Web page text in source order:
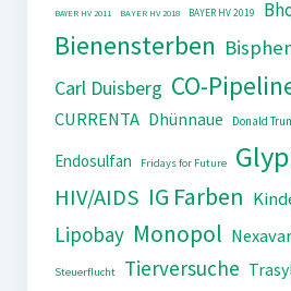
BAYER HV 2011 BAYER HV 2018 BAYER HV 2019
Bienensterben
Carl Duisberg CO-
CURRENTA Dhünnaue Donald
Endosulfan
Fridays for Future
HIV/AIDS IG Farben
Lipobay Monopol Nexavar
Steuerflucht Tierversuche